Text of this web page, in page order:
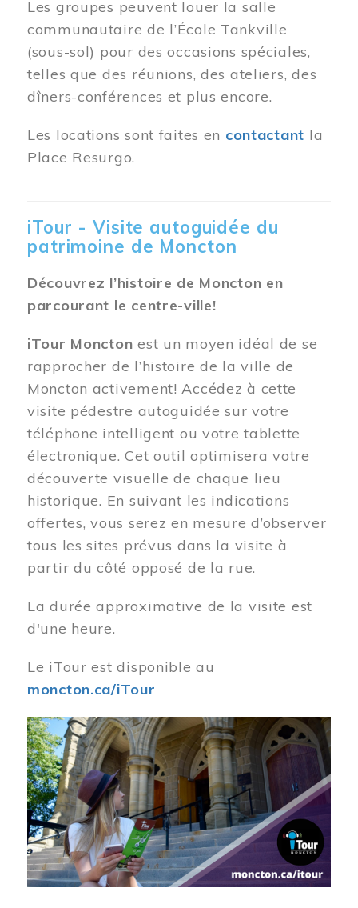
Les groupes peuvent louer la salle
communautaire de l’École Tankville
(sous-sol) pour des occasions spéciales,
telles que des réunions, des ateliers, des
dîners-conférences et plus encore.
Les locations sont faites en contactant la
Place Resurgo.
iTour - Visite autoguidée du
patrimoine de Moncton
Découvrez l’histoire de Moncton en
parcourant le centre-ville!
iTour Moncton est un moyen idéal de se
rapprocher de l’histoire de la ville de
Moncton activement! Accédez à cette
visite pédestre autoguidée sur votre
téléphone intelligent ou votre tablette
électronique. Cet outil optimisera votre
découverte visuelle de chaque lieu
historique. En suivant les indications
offertes, vous serez en mesure d’observer
tous les sites prévus dans la visite à
partir du côté opposé de la rue.
La durée approximative de la visite est
d'une heure.
Le iTour est disponible au
moncton.ca/iTour